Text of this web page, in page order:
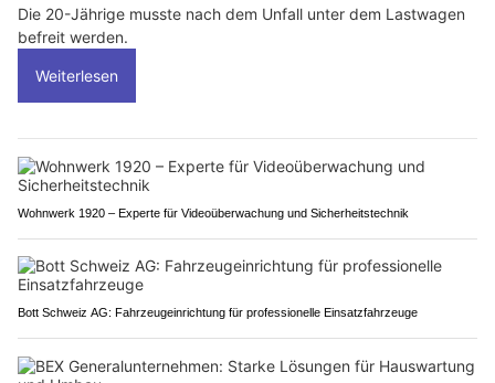
Die 20-Jährige musste nach dem Unfall unter dem Lastwagen
befreit werden.
Weiterlesen
Wohnwerk 1920 – Experte für Videoüberwachung und Sicherheitstechnik
Bott Schweiz AG: Fahrzeugeinrichtung für professionelle Einsatzfahrzeuge